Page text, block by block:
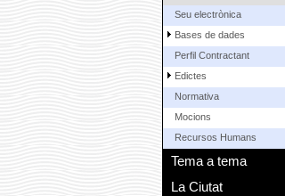
Seu electrònica
Bases de dades
Perfil Contractant
Edictes
Normativa
Mocions
Recursos Humans
Tema a tema
La Ciutat